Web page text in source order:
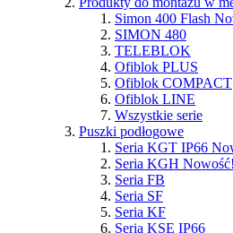
Simon 400 Flash
SIMON 480
TELEBLOK
Ofiblok PLUS
Ofiblok COMPACT
Ofiblok LINE
Wszystkie serie
Puszki podłogowe
Seria KGT IP66
Seria KGH Nowość!
Seria FB
Seria SF
Seria KF
Seria KSE IP66